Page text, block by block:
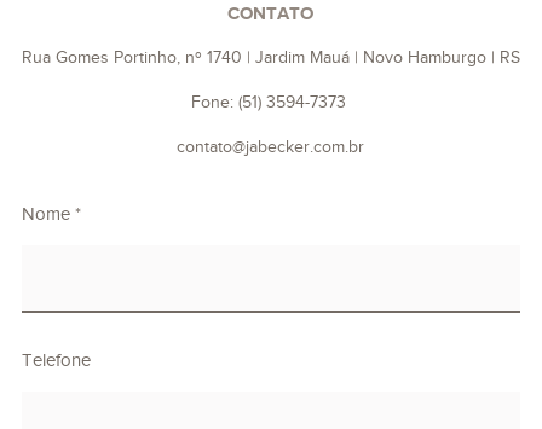
CONTATO
Rua Gomes Portinho, nº 1740 | Jardim Mauá | Novo Hamburgo | RS
Fone: (51) 3594-7373
contato@jabecker.com.br
Nome *
Telefone